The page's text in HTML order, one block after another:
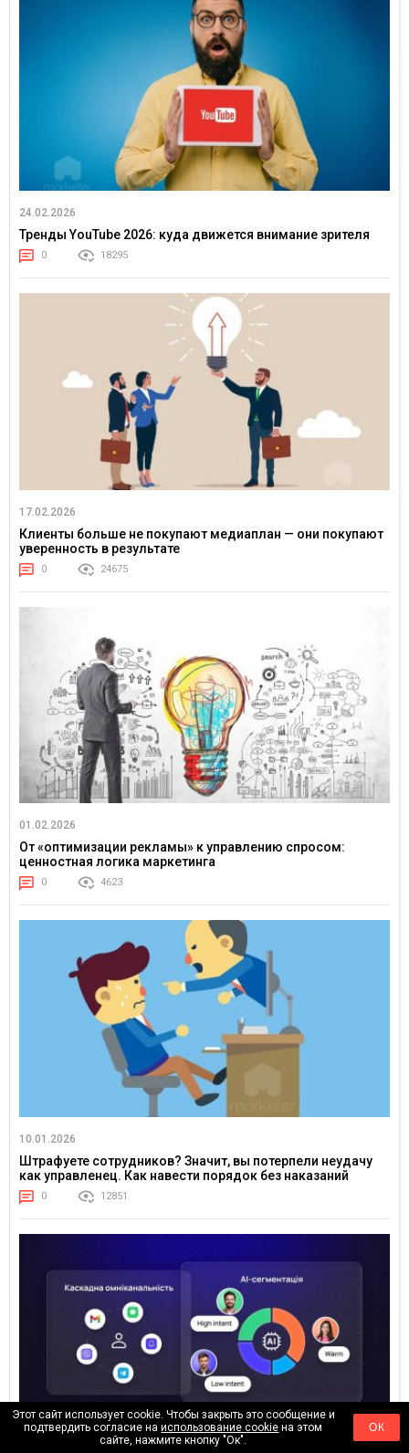
24.02.2026
Тренды YouTube 2026: куда движется внимание зрителя
0 18295
17.02.2026
Клиенты больше не покупают медиаплан — они покупают
уверенность в результате
0 24675
01.02.2026
От «оптимизации рекламы» к управлению спросом:
ценностная логика маркетинга
0 4623
10.01.2026
Штрафуете сотрудников? Значит, вы потерпели неудачу
как управленец. Как навести порядок без наказаний
0 12851
Этот сайт использует cookie. Чтобы закрыть это сообщение и
подтвердить согласие наиспользование cookie на этом
сайте, нажмите кнопку "Ок".
ОК